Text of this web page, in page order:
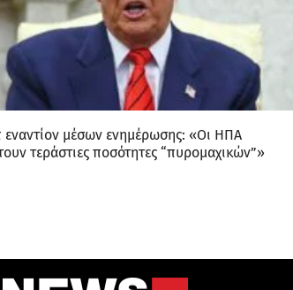
εναντίον μέσων ενημέρωσης: «Οι ΗΠΑ
τεράστιες ποσότητες “πυρομαχικών”»